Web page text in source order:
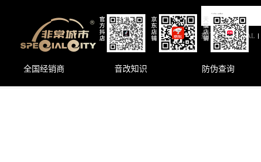
热门: 法国·FOCAL
全国经销商 音改知识 防伪查询